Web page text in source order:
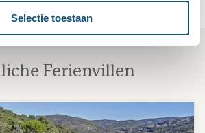
Selectie toestaan
Ferienvillen